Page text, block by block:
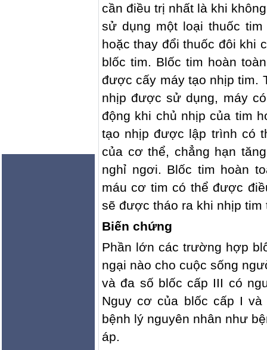
cần điều trị nhất là khi
sử dụng một loại thuốc
hoặc thay đổi thuốc đôi khi
blốc tim. Blốc tim hoàn
được cấy máy tạo nhịp tim.
nhịp được sử dụng, máy
động khi chủ nhịp của tim
tạo nhịp được lập trình có
của cơ thể, chẳng hạn
nghỉ ngơi. Blốc tim hoàn
máu cơ tim có thể được
sẽ được tháo ra khi nhịp
Biến chứng
Phần lớn các trường hợp
ngại nào cho cuộc sống
và đa số blốc cấp III có
Nguy cơ của blốc cấp I
bệnh lý nguyên nhân như
áp.